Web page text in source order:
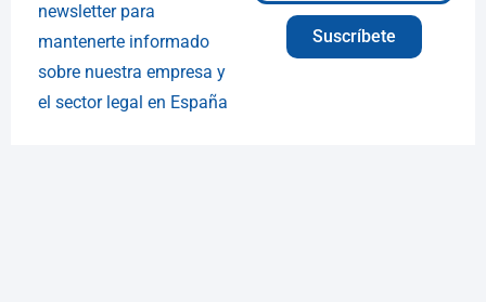
newsletter para
mantenerte informado
sobre nuestra empresa y
el sector legal en España
Suscríbete